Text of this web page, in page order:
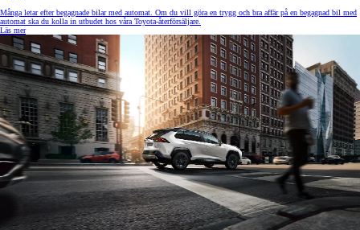
Många letar efter begagnade bilar med automat. Om du vill göra en trygg och bra affär på en begagnad bil med
automat ska du kolla in utbudet hos våra Toyota-återförsäljare.
Läs mer